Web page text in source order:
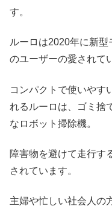
す。
ルーロは2020年に新型
のユーザーの愛されて
コンパクトで使いやす
れるルーロは、ゴミ捨
なロボット掃除機。
障害物を避けて走行す
されています。
主婦や忙しい社会人の